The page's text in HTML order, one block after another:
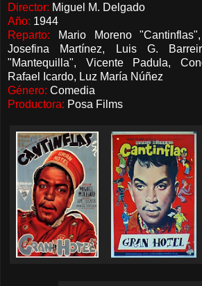
Director: Miguel M. Delgado
Año: 1944
Reparto: Mario Moreno
Josefina Martínez, Luis G.
"Mantequilla", Vicente Padula,
Rafael Icardo, Luz María Núñez
Género: Comedia
Productora: Posa Films